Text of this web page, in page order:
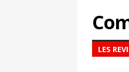
LES